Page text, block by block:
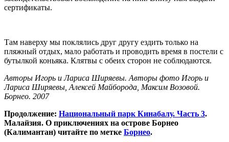
сертификаты.
Там наверху мы поклялись друг другу ездить только на
пляжный отдых, мало работать и проводить время в постели с
бутылкой коньяка. Клятвы с обеих сторон не соблюдаются.
Авторы Игорь и Лариса Ширяевы. Авторы фото Игорь и
Лариса Ширяевы, Алексей Майборода, Максим Возовой.
Борнео. 2007
Продолжение: Национальный парк Кинабалу. Часть 3.
Малайзия. О приключениях на острове Борнео
(Калимантан) читайте по метке Борнео.